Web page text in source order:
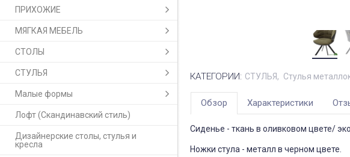
ПРИХОЖИЕ
МЯГКАЯ МЕБЕЛЬ
СТОЛЫ
СТУЛЬЯ
Малые формы
Лофт (Скандинавский стиль)
Дизайнерские столы, стулья и
кресла
КАТЕГОРИИ: СТУЛЬЯ Стулья
Обзор Характеристики
Сиденье - ткань в оливковом цвете/
Ножки стула - металл в черном цвете.